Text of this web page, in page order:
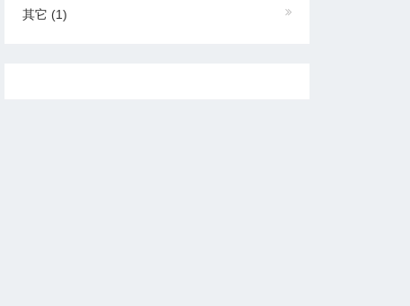
其它 (1)